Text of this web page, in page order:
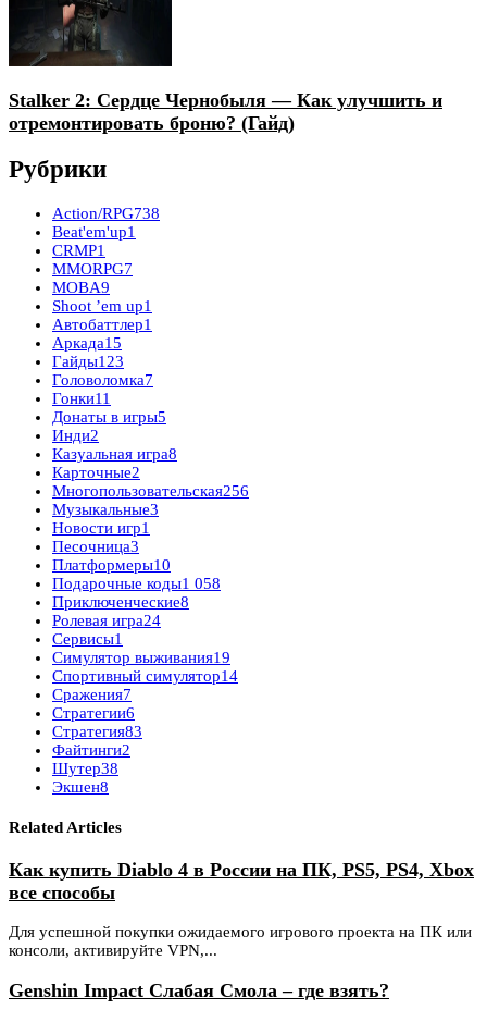
Stalker 2: Сердце Чернобыля — Как улучшить и
отремонтировать броню? (Гайд)
Рубрики
Action/RPG738
Beat'em'up1
CRMP1
MMORPG7
MOBA9
Shoot ’em up1
Автобаттлер1
Аркада15
Гайды123
Головоломка7
Гонки11
Донаты в игры5
Инди2
Казуальная игра8
Карточные2
Многопользовательская256
Музыкальные3
Новости игр1
Песочница3
Платформеры10
Подарочные коды1 058
Приключенческие8
Ролевая игра24
Сервисы1
Симулятор выживания19
Спортивный симулятор14
Сражения7
Стратегии6
Стратегия83
Файтинги2
Шутер38
Экшен8
Related Articles
Как купить Diablo 4 в России на ПК, PS5, PS4, Xbox
все способы
Для успешной покупки ожидаемого игрового проекта на ПК или
консоли, активируйте VPN,...
Genshin Impact Слабая Смола – где взять?